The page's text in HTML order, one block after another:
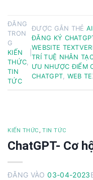
ĐĂNG
TRON
G
KIẾN
THỨC
TIN
TỨC
ĐƯỢC GẮN THẺAI
ĐĂNG KÝ
WEBSITE
TRÍ TUỆ NHÂN
ƯU NHƯỢC ĐIỂM
CHATGPT, WEB
KIẾN THỨC ,TIN TỨC
ChatGPT- Cơ
ĐĂNG VÀO03-04-2023